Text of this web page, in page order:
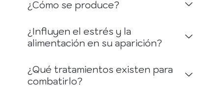
¿Cómo se produce?
¿Influyen el estrés y la
alimentación en su aparición?
¿Qué tratamientos existen para
combatirlo?